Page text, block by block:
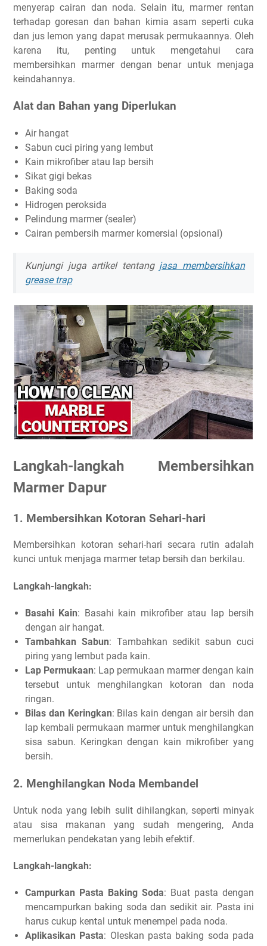
menyerap cairan dan noda. Selain itu, marmer rentan
terhadap goresan dan bahan kimia asam seperti cuka
dan jus lemon yang dapat merusak permukaannya. Oleh
karena itu, penting untuk mengetahui cara
membersihkan marmer dengan benar untuk menjaga
keindahannya.
Alat dan Bahan yang Diperlukan
Air hangat
Sabun cuci piring yang lembut
Kain mikrofiber atau lap bersih
Sikat gigi bekas
Baking soda
Hidrogen peroksida
Pelindung marmer (sealer)
Cairan pembersih marmer komersial (opsional)
Kunjungi juga artikel tentang jasa membersihkan
grease trap
Langkah-langkah Membersihkan
Marmer Dapur
1. Membersihkan Kotoran Sehari-hari
Membersihkan kotoran sehari-hari secara rutin adalah
kunci untuk menjaga marmer tetap bersih dan berkilau.
Langkah-langkah:
Basahi Kain: Basahi kain mikrofiber atau lap bersih
dengan air hangat.
Tambahkan Sabun: Tambahkan sedikit sabun cuci
piring yang lembut pada kain.
Lap Permukaan: Lap permukaan marmer dengan kain
tersebut untuk menghilangkan kotoran dan noda
ringan.
Bilas dan Keringkan: Bilas kain dengan air bersih dan
lap kembali permukaan marmer untuk menghilangkan
sisa sabun. Keringkan dengan kain mikrofiber yang
bersih.
2. Menghilangkan Noda Membandel
Untuk noda yang lebih sulit dihilangkan, seperti minyak
atau sisa makanan yang sudah mengering, Anda
memerlukan pendekatan yang lebih efektif.
Langkah-langkah:
Campurkan Pasta Baking Soda: Buat pasta dengan
mencampurkan baking soda dan sedikit air. Pasta ini
harus cukup kental untuk menempel pada noda.
Aplikasikan Pasta: Oleskan pasta baking soda pada